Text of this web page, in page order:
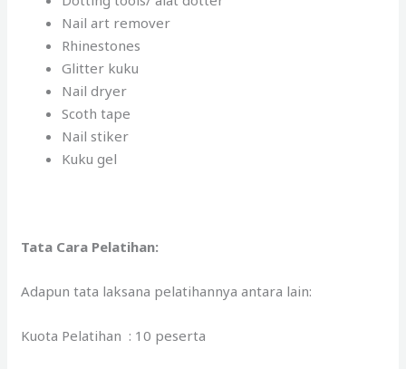
Nail art remover
Rhinestones
Glitter kuku
Nail dryer
Scoth tape
Nail stiker
Kuku gel
Tata Cara Pelatihan:
Adapun tata laksana pelatihannya antara lain:
Kuota Pelatihan : 10 peserta